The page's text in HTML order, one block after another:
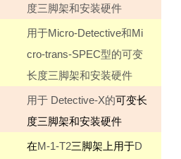
度三脚架和安装硬件
用于Micro-Detective和Mi
cro-trans-SPEC型的可变
长度三脚架和安装硬件
用于 Detective-X的可变长
度三脚架和安装硬件
在M-1-T2三脚架上用于D